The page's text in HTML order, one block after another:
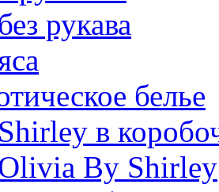
рукава
белье
Shirley в
By Shirley